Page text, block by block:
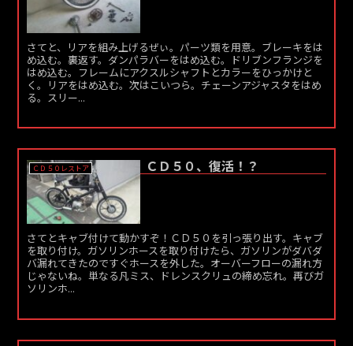
さてと、リアを組み上げるぜぃ。パーツ類を用意。ブレーキをは
め込む。裏返す。ダンパラバーをはめ込む。ドリブンフランジを
はめ込む。フレームにアクスルシャフトとカラーをひっかけと
く。リアをはめ込む。次はこいつら。チェーンアジャスタをはめ
る。スリー...
ＣＤ５０レストア ＣＤ５０、復活！？
さてとキャブ付けて動かすぞ！ＣＤ５０を引っ張り出す。キャブ
を取り付け。ガソリンホースを取り付けたら、ガソリンがダバダ
バ漏れてきたのですぐホースを外した。オーバーフローの漏れ方
じゃないね。単なる凡ミス、ドレンスクリュの締め忘れ。再びガ
ソリンホ...